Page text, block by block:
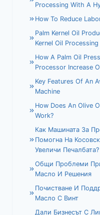
Processing With A
How To Reduce
Palm Kernel Oil
Kernel Oil Processing
How A Palm Oil
Processor Increase
Key Features Of An
Machine
How Does An Olive
Work?
Как Машината За
Помогна На
Увеличи Печалбата?
Общи Проблеми
Масло И Решения
Почистване И
Масло С Винт
Дали Бизнесът С